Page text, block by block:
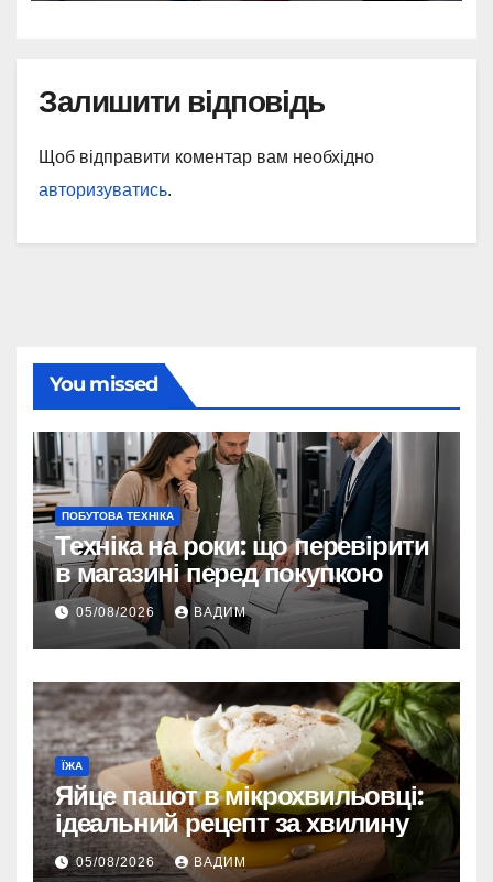
Залишити відповідь
Щоб відправити коментар вам необхідно
авторизуватись.
You missed
ПОБУТОВА ТЕХНІКА
Техніка на роки: що перевірити
в магазині перед покупкою
05/08/2026 ВАДИМ
ЇЖА
Яйце пашот в мікрохвильовці:
ідеальний рецепт за хвилину
05/08/2026 ВАДИМ